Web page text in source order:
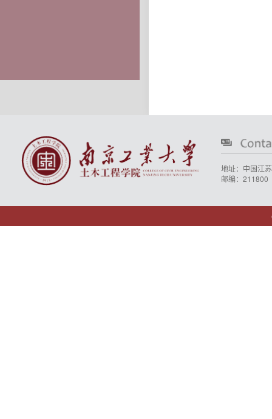
地址：中国江
邮编：